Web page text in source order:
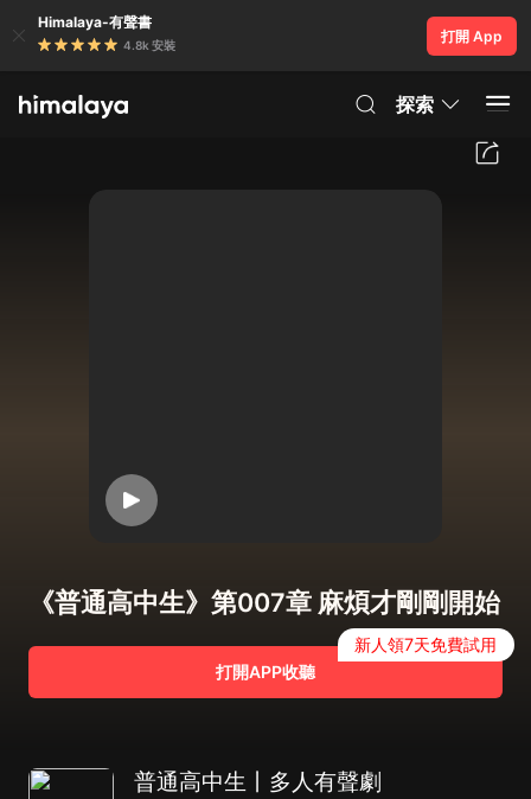
Himalaya-有聲書
4.8k 安裝
打開 App
探索
《普通高中生》第007章 麻煩才剛剛開始
打開APP收聽
新人領7天免費試用
普通高中生丨多人有聲劇